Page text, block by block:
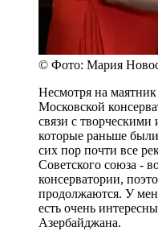
© Фото: Мария
Несмотря на
Московской
связи с творческими
которые раньше
сих пор почти все
Советского союза -
консерватории,
продолжаются. У
есть очень
Азербайджана.